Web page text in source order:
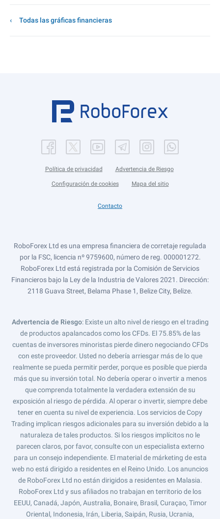
Todas las gráficas financieras
Política de privacidad Advertencia de Riesgo
Configuración de cookies Mapa del sitio
Contacto
RoboForex Ltd es una empresa financiera de corretaje regulada
por la FSC, licencia nº 9759600, número de reg. 000001272.
RoboForex Ltd está registrada por la Comisión de Servicios
Financieros bajo la Ley de la Industria de Valores 2021. Dirección:
2118 Guava Street, Belama Phase 1, Belize City, Belize.
Advertencia de Riesgo: Existe un alto nivel de riesgo en el trading
de productos apalancados como los CFDs. El 75.85% de las
cuentas de inversores minoristas pierde dinero negociando CFDs
con este proveedor. Usted no debería arriesgar más de lo que
realmente se pueda permitir perder, porque es posible que pierda
más que su inversión total. No debería operar o invertir a menos
que comprenda totalmente la verdadera extensión de su
exposición al riesgo de pérdida. Al operar o invertir, siempre debe
tener en cuenta su nivel de experiencia. Los servicios de Copy
Trading implican riesgos adicionales para su inversión debido a la
naturaleza de tales productos. Si los riesgos implícitos no le
parecen claros, por favor, consulte con un especialista externo
para un consejo independiente. El material de márketing de esta
web no está dirigido a residentes en el Reino Unido. Los anuncios
de RoboForex Ltd no están dirigidos a residentes en Malasia.
RoboForex Ltd y sus afiliados no trabajan en territorio de los
EEUU, Canadá, Japón, Australia, Bonaire, Brasil, Curaçao, Timor
Oriental, Indonesia, Irán, Liberia, Saipán, Rusia, Ucrania,